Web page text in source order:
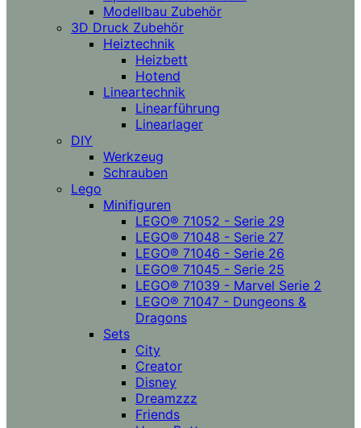
Modellbau Zubehör
3D Druck Zubehör
Heiztechnik
Heizbett
Hotend
Lineartechnik
Linearführung
Linearlager
DIY
Werkzeug
Schrauben
Lego
Minifiguren
LEGO® 71052 - Serie 29
LEGO® 71048 - Serie 27
LEGO® 71046 - Serie 26
LEGO® 71045 - Serie 25
LEGO® 71039 - Marvel Serie 2
LEGO® 71047 - Dungeons &
Dragons
Sets
City
Creator
Disney
Dreamzzz
Friends